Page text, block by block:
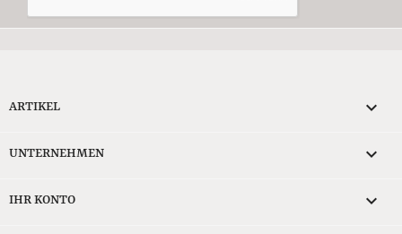
ARTIKEL 
UNTERNEHMEN 
IHR KONTO 